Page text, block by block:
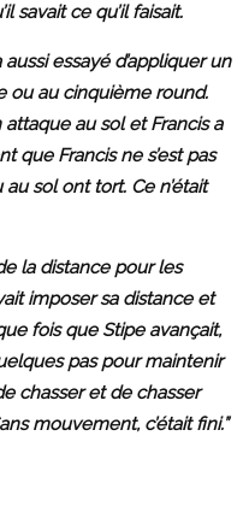
savait ce qu’il faisait.
essayé d’appliquer un
ou au cinquième round.
au sol et Francis a
que Francis ne s’est pas
sol ont tort. Ce n’était
la distance pour les
imposer sa distance et
fois que Stipe avançait,
pas pour maintenir
chasser et de chasser
mouvement, c’était fini.”